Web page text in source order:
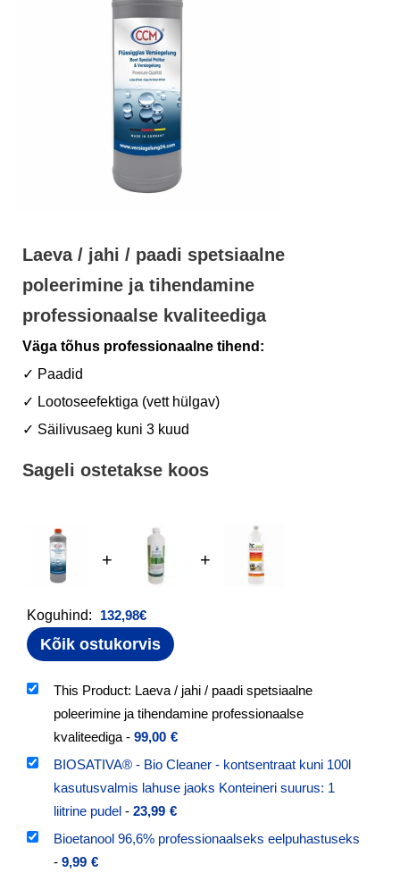
Laeva / jahi / paadi spetsiaalne
poleerimine ja tihendamine
professionaalse kvaliteediga
Väga tõhus professionaalne tihend:
✓ Paadid
✓ Lootoseefektiga (vett hülgav)
✓ Säilivusaeg kuni 3 kuud
Sageli ostetakse koos
+ +
Koguhind: 132,98€
Kõik ostukorvis
This Product: Laeva / jahi / paadi spetsiaalne
poleerimine ja tihendamine professionaalse
kvaliteediga - 99,00 €
BIOSATIVA® - Bio Cleaner - kontsentraat kuni 100l
kasutusvalmis lahuse jaoks Konteineri suurus: 1
liitrine pudel - 23,99 €
Bioetanool 96,6% professionaalseks eelpuhastuseks
- 9,99 €